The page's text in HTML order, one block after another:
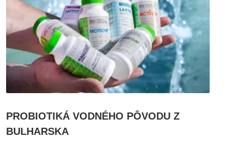
PROBIOTIKÁ VODNÉHO PÔVODU Z
BULHARSKA